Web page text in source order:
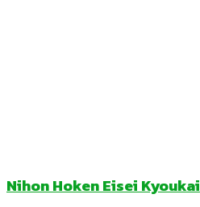
Nihon Hoken Eisei Kyoukai